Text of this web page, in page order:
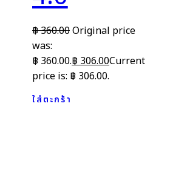
฿360.00Original price
was:
฿ 360.00.฿306.00Current
price is: ฿ 306.00.
ใส่ตะกร้า